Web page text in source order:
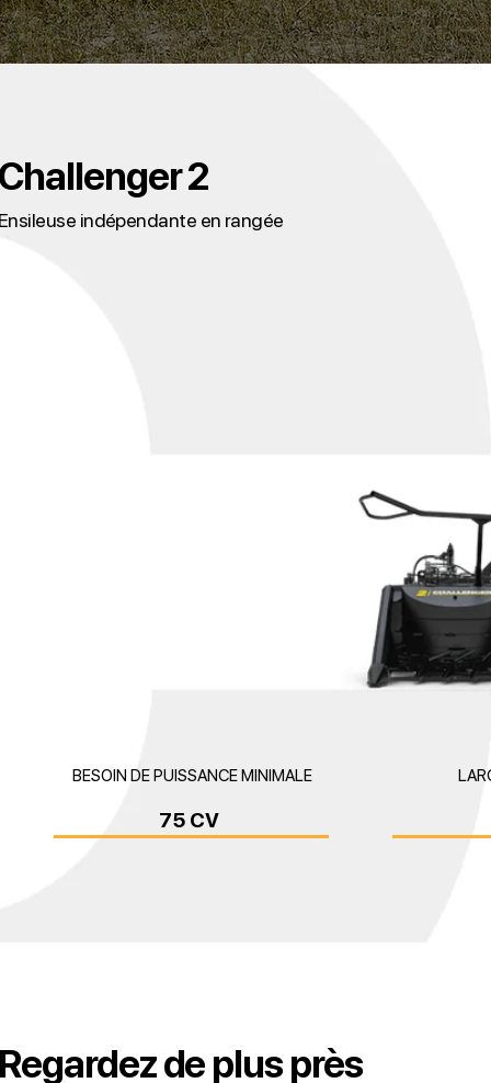
2
indépendante en rangée
BESOIN DE PUISSANCE MINIMALE
75 CV
de plus près